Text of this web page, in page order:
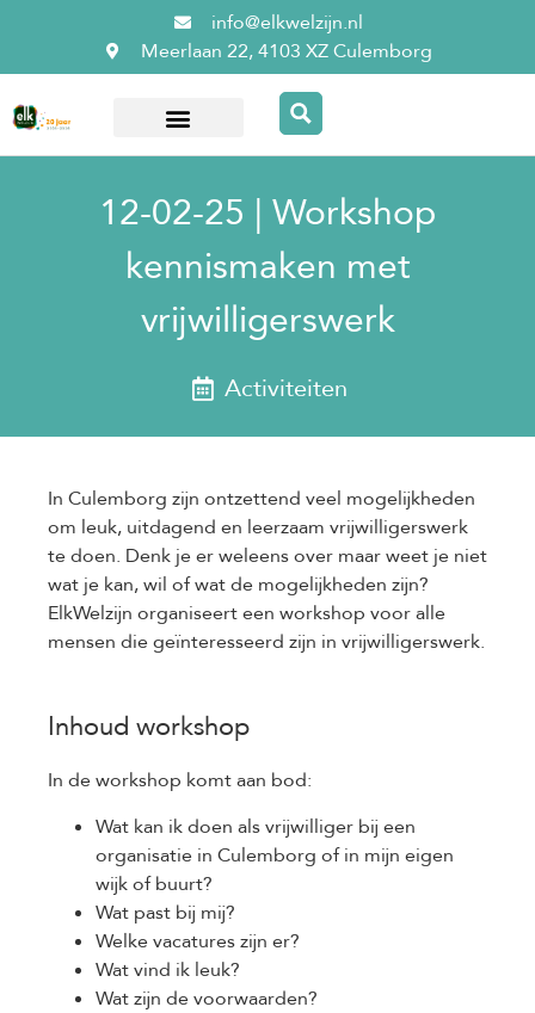
info@elkwelzijn.nl
Meerlaan 22, 4103 XZ Culemborg
12-02-25 | Workshop
kennismaken met
vrijwilligerswerk
Activiteiten
In Culemborg zijn ontzettend veel mogelijkheden
om leuk, uitdagend en leerzaam vrijwilligerswerk
te doen. Denk je er weleens over maar weet je niet
wat je kan, wil of wat de mogelijkheden zijn?
ElkWelzijn organiseert een workshop voor alle
mensen die geïnteresseerd zijn in vrijwilligerswerk.
Inhoud workshop
In de workshop komt aan bod:
Wat kan ik doen als vrijwilliger bij een
organisatie in Culemborg of in mijn eigen
wijk of buurt?
Wat past bij mij?
Welke vacatures zijn er?
Wat vind ik leuk?
Wat zijn de voorwaarden?